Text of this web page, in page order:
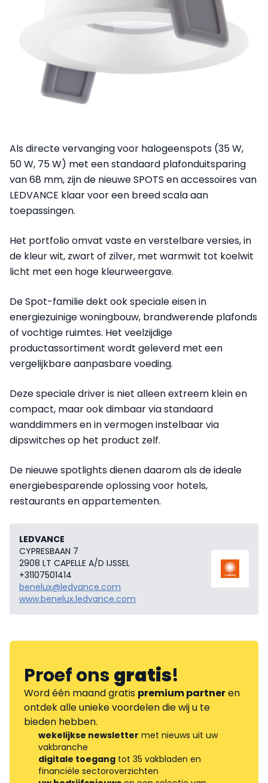
Als directe vervanging voor halogeenspots (35 W,
50 W, 75 W) met een standaard plafonduitsparing
van 68 mm, zijn de nieuwe SPOTS en accessoires van
LEDVANCE klaar voor een breed scala aan
toepassingen.
Het portfolio omvat vaste en verstelbare versies, in
de kleur wit, zwart of zilver, met warmwit tot koelwit
licht met een hoge kleurweergave.
De Spot-familie dekt ook speciale eisen in
energiezuinige woningbouw, brandwerende plafonds
of vochtige ruimtes. Het veelzijdige
productassortiment wordt geleverd met een
vergelijkbare aanpasbare voeding.
Deze speciale driver is niet alleen extreem klein en
compact, maar ook dimbaar via standaard
wanddimmers en in vermogen instelbaar via
dipswitches op het product zelf.
De nieuwe spotlights dienen daarom als de ideale
energiebesparende oplossing voor hotels,
restaurants en appartementen.
LEDVANCE
CYPRESBAAN 7
2908 LT CAPELLE A/D IJSSEL
+31107501414
benelux@ledvance.com
www.benelux.ledvance.com
Proef onsgratis!
Word één maand gratis premium partneren
ontdek alle unieke voordelen die wij u te
bieden hebben.
wekelijkse newsletter met nieuws uit uw
vakbranche
digitale toegang tot 35 vakbladen en
financiële sectoroverzichten